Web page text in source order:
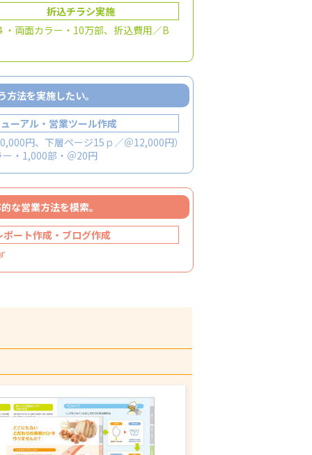
折込チラシ実施
両面カラー・10万部、折込費用／B
法を実施したい。
ーアル・営業ツール作成
円、下層ページ15ｐ／＠12,000円）
・1,000部・＠20円
な営業方法を模索。
ポート作成・ブログ作成